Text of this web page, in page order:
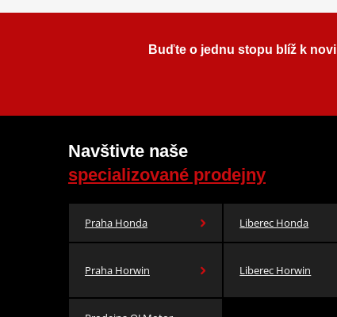
Buďte o jednu stopu blíž k
Navštivte naše
specializované prodejny
Praha Honda Liberec Honda
Praha Horwin Liberec Horwin